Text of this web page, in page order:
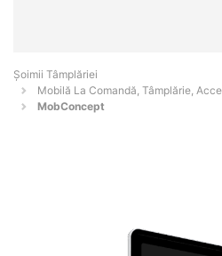
Șoimii Tâmplăriei
Mobilă La Comandă, Tâmplărie,
MobConcept